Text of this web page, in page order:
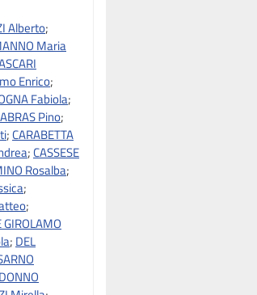
Alberto;
Maria
Enrico;
Fabiola;
Pino;
; CARABETTA
; CASSESE
Rosalba;
;
;
GIROLAMO
; DEL
DONNO